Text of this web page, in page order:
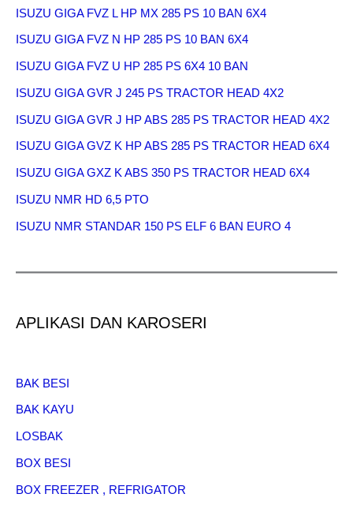
ISUZU GIGA FVZ L HP MX 285 PS 10 BAN 6X4
ISUZU GIGA FVZ N HP 285 PS 10 BAN 6X4
ISUZU GIGA FVZ U HP 285 PS 6X4 10 BAN
ISUZU GIGA GVR J 245 PS TRACTOR HEAD 4X2
ISUZU GIGA GVR J HP ABS 285 PS TRACTOR HEAD 4X2
ISUZU GIGA GVZ K HP ABS 285 PS TRACTOR HEAD 6X4
ISUZU GIGA GXZ K ABS 350 PS TRACTOR HEAD 6X4
ISUZU NMR HD 6,5 PTO
ISUZU NMR STANDAR 150 PS ELF 6 BAN EURO 4
APLIKASI DAN KAROSERI
BAK BESI
BAK KAYU
LOSBAK
BOX BESI
BOX FREEZER , REFRIGATOR